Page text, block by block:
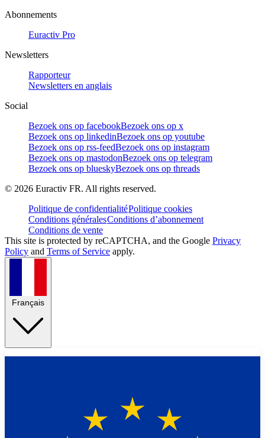
Abonnements
Euractiv Pro
Newsletters
Rapporteur
Newsletters en anglais
Social
Bezoek ons op facebookBezoek ons op x
Bezoek ons op linkedinBezoek ons op youtube
Bezoek ons op rss-feedBezoek ons op instagram
Bezoek ons op mastodonBezoek ons op telegram
Bezoek ons op blueskyBezoek ons op threads
© 2026 Euractiv FR. All rights reserved.
Politique de confidentialitéPolitique cookies
Conditions généralesConditions d’abonnement
Conditions de vente
This site is protected by reCAPTCHA, and the Google Privacy
Policy and Terms of Service apply.
Français